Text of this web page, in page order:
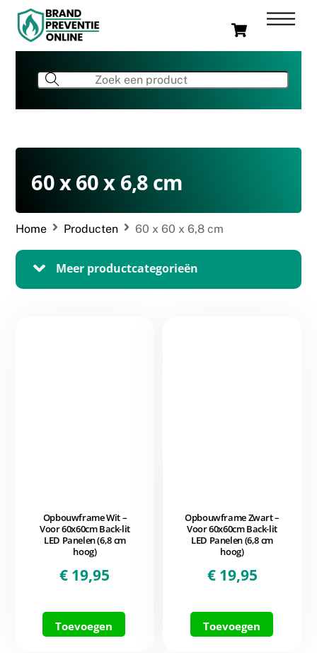
Skip
content
Cart
60 x 60 x 6,8 cm
Home Producten 60 x 60 x 6,8 cm
Meer productcategorieën
Opbouwframe Wit –
Voor 60x60cm Back-lit
LED Panelen (6,8 cm
hoog)
€ 19,95
Toevoegen
Opbouwframe Zwart –
Voor 60x60cm Back-lit
LED Panelen (6,8 cm
hoog)
€19,95
Toevoegen